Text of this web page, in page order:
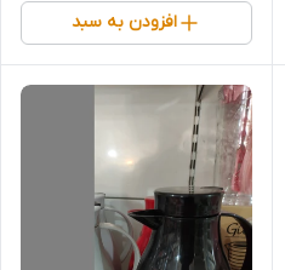
افزودن به سبد